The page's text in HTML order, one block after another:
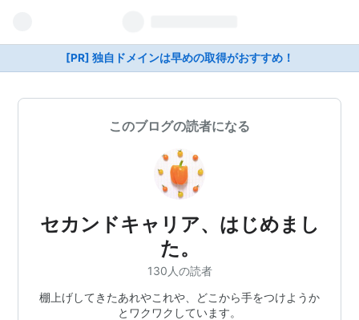
[PR] 独自ドメインは早めの取得がおすすめ！
このブログの読者になる
セカンドキャリア、はじめまし
た。
130人の読者
棚上げしてきたあれやこれや、どこから手をつけようか
とワクワクしています。